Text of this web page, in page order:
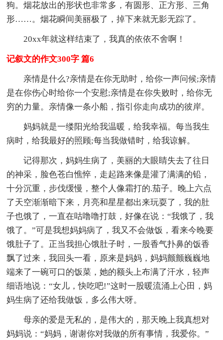
狗。烟花放出的形状也非常多，有圆形、正方形、三角
形……。烟花瞬间美丽极了，掉下来就无影无踪了。
20xx年就这样结束了，我真的依依不舍啊！
记叙文的作文300字 篇6
亲情是什么?亲情是在你无助时，给你一声问候;亲情
是在你伤心时给你一个安慰;亲情是在你失败时，给你无
穷的力量。亲情像一条小船，指引你走向成功的彼岸。
妈妈就是一缕阳光给我温暖，给我幸福。每当我生
病时，给我最好的照顾;每当我做错时，给我谅解。
记得那次，妈妈生病了，美丽的大眼睛失去了往日
的神采，脸色苍白憔悴，走起路来像是灌了满满的铅，
十分沉重，步伐缓慢，整个人像霜打的.茄子。晚上六点
了天空渐渐暗下来，月亮和星星都出来玩耍了，我的肚
子也饿了，一直在咕噜噜打鼓，好像在说：“我饿了，我
饿了。”可是我想妈妈病了，我又不会做饭，看来今晚要
饿肚子了。正当我担心饿肚子时，一股香气扑鼻的饭香
飘了过来，我回头一看，原来是妈妈，妈妈颤颤巍巍地
端来了一碗可口的饭菜，她的额头上布满了汗水，轻声
细语地说：“女儿，快吃吧!”这时一股暖流涌上心田，妈
妈生病了还给我做饭，多么伟大呀。
母亲的爱是无私的，是伟大的，那天晚上我真想对
妈妈说：“妈妈，谢谢你对我做的所有事情，我爱你。”